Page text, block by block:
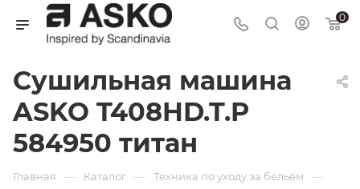
0
Сушильная машина
ASKO T408HD.T.P
584950 титан
Главная — Каталог — Техника по уходу за бельём —